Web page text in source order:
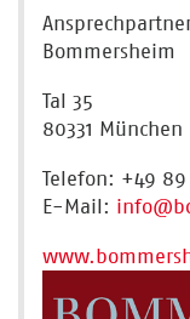
Bommersheim
Tal 35
80331 München
Telefon: +49 89
E-Mail: info